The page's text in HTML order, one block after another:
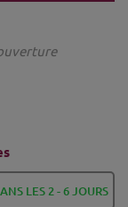
LES 2 - 6 JOURS